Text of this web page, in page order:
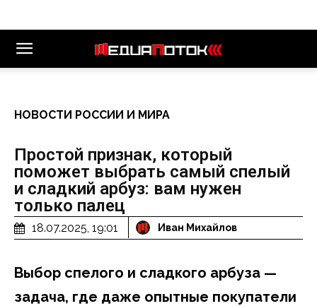
НОВОСТИ РОССИИ И МИРА
Простой признак, который
поможет выбрать самый спелый
и сладкий арбуз: вам нужен
только палец
18.07.2025, 19:01 Иван Михайлов
Выбор спелого и сладкого арбуза —
задача, где даже опытные покупатели